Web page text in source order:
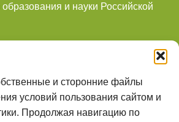
и сторонние файлы
условий пользования сайтом и
Продолжая навигацию по
и науки Российской